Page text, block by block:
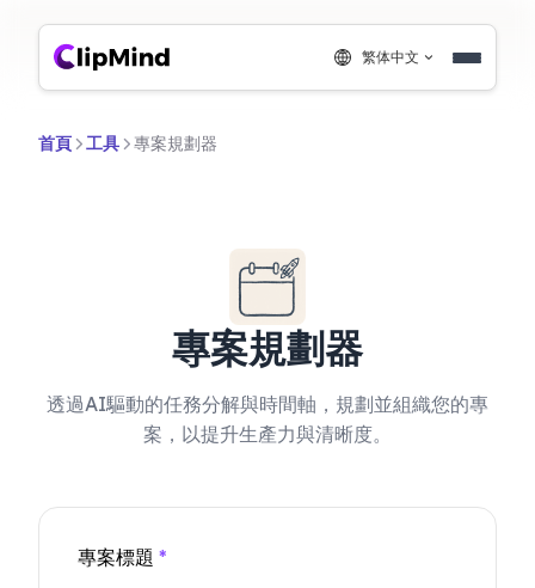
繁体中文
首頁 工具 專案規劃器
專案規劃器
透過AI驅動的任務分解與時間軸，規劃並組織您的專
案，以提升生產力與清晰度。
專案標題 *